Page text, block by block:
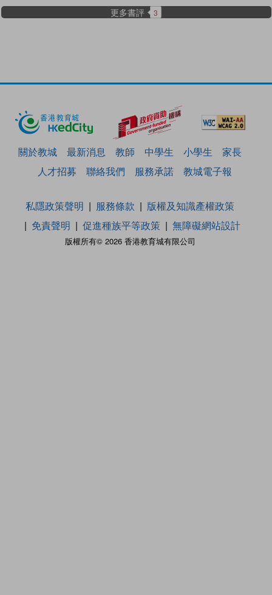
更多書評 3
關於教城 最新消息 教師 中學生 小學生
家長
人才招募
聯絡我們 服務承諾 教城電子報
版權所有© 2026 香港教育城有限公司
私隱政策聲明 服務條款
版權及知識產權政策
免責聲明
促進種族平等政策 無障礙網站設計